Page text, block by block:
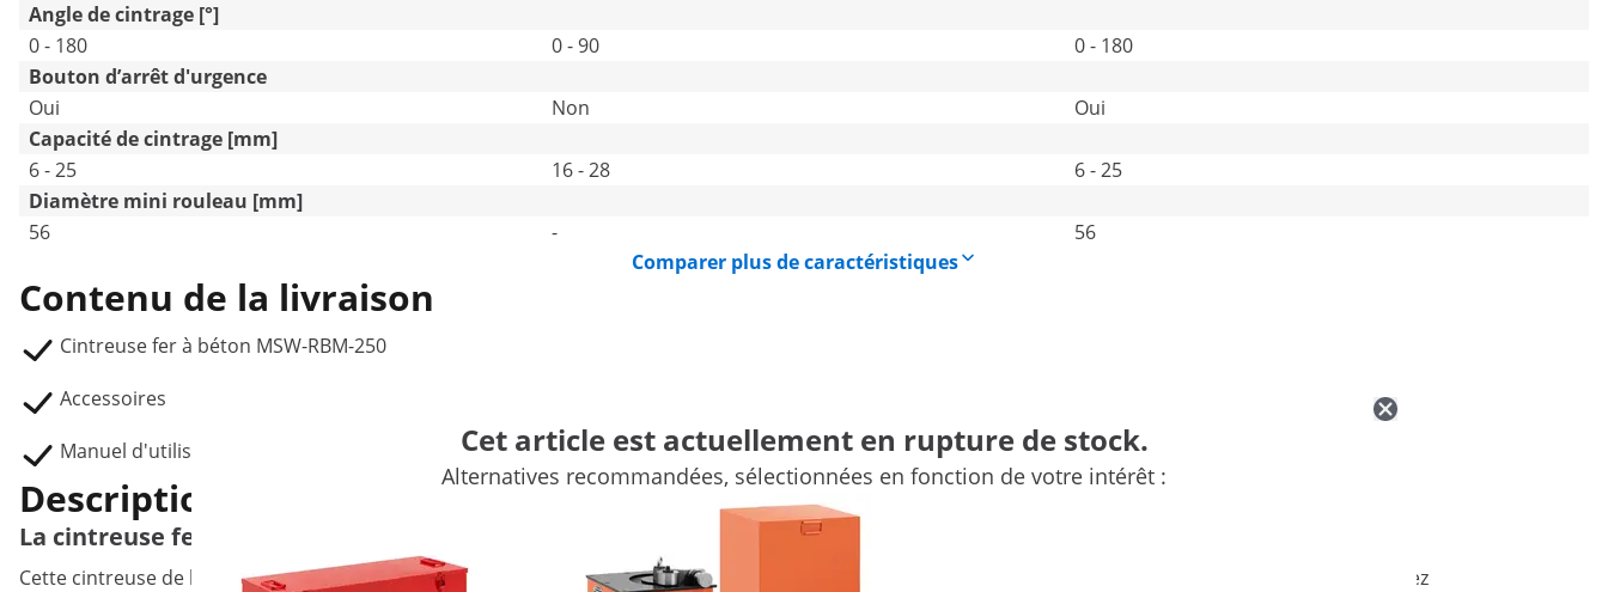
Angle de cintrage [°]
0 - 180
0 - 90
0 - 180
Bouton d’arrêt d'urgence
Oui
Non
Oui
Capacité de cintrage [mm]
6 - 25
16 - 28
6 - 25
Diamètre mini rouleau [mm]
56
-
56
Comparer plus de caractéristiques
Contenu de la livraison
Cintreuse fer à béton MSW-RBM-250
Accessoires
Manuel d'utilisation
Cet article est actuellement en rupture de stock.
Alternatives recommandées, sélectionnées en fonction de votre intérêt :
Description du produit
La cintreuse fer à béton électrique professionnelle
Cette cintreuse de la gamme d'outillage MSW est l'outil idéal pour plier l'acier doux. Cette cintreuse fer à béton électrique est indispensable si vous façonnez